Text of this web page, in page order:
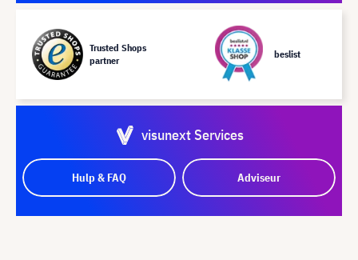
Trusted Shops
partner
beslist
visunext Services
Hulp & FAQ Adviseur